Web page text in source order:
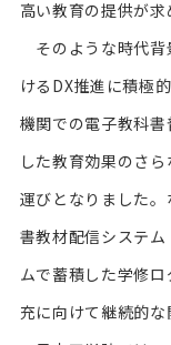
高い教育の提供が
そのような時代背
けるDX推進に積極
機関での電子教科
した教育効果のさ
運びとなりました
書教材配信システ
ムで蓄積した学修
充に向けて継続的な